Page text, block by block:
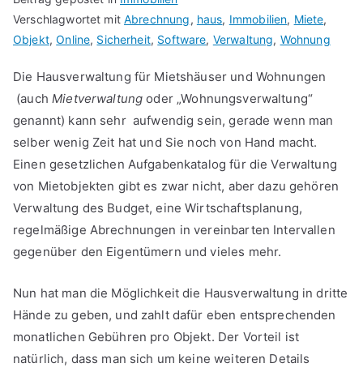
Verschlagwortet mitAbrechnung, haus, Immobilien, Miete,
Objekt,Online, Sicherheit, Software, Verwaltung, Wohnung
Die Hausverwaltung für Mietshäuser und Wohnungen
(auchMietverwaltung oder „Wohnungsverwaltung“
genannt) kann sehr aufwendig sein, gerade wenn man
selber wenig Zeit hat und Sie noch von Hand macht.
Einen gesetzlichen Aufgabenkatalog für die Verwaltung
von Mietobjekten gibt es zwar nicht, aber dazu gehören
Verwaltung des Budget, eine Wirtschaftsplanung,
regelmäßige Abrechnungen in vereinbarten Intervallen
gegenüber den Eigentümern und vieles mehr.
Nun hat man die Möglichkeit die Hausverwaltung in dritte
Hände zu geben, und zahlt dafür eben entsprechenden
monatlichen Gebühren pro Objekt. Der Vorteil ist
natürlich, dass man sich um keine weiteren Details